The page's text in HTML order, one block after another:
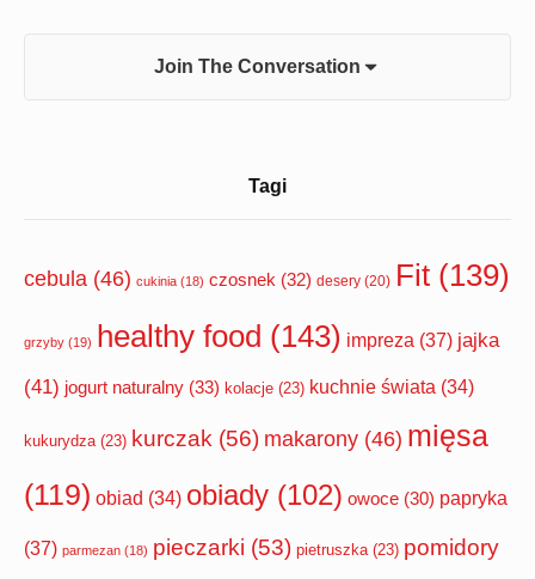
Join The Conversation
Area
Tagi
cebula (46) cukinia (18) czosnek (32) desery (20) Fit (139)
grzyby (19) healthy food (143) impreza (37) jajka
(41) jogurt naturalny (33) kolacje (23) kuchnie świata (34)
kukurydza(23) kurczak (56) makarony (46) mięsa
(119) obiad (34) obiady (102) owoce (30) papryka
(37) parmezan (18) pieczarki (53) pietruszka(23) pomidory